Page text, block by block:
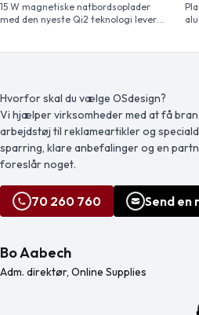
15 W magnetiske natbordsoplader
med den nyeste Qi2 teknologi leverer
tilstand og forvandle den til et
stilfuldt display ved sengen til ur, vejr
eller kalender. Den er […]
en
Hvorfor skal du vælge OSdesign?
Vi hjælper virksomheder med at få
arbejdstøj til reklameartikler og
sparring, klare anbefalinger og en
foreslår noget.
70 260 760 Send en
Bo Aabech
Adm. direktør, Online Supplies